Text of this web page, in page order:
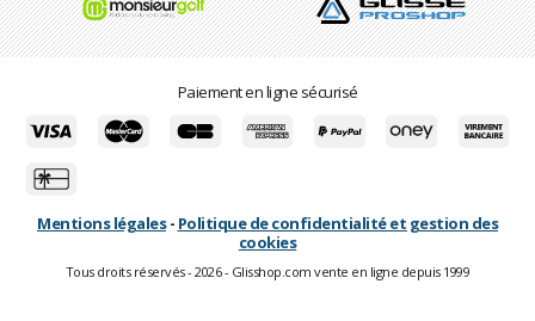
Paiement en ligne sécurisé
Mentions légales- Politique de confidentialité et gestion des
cookies
Tous droits réservés - 2026 - Glisshop.com vente en ligne depuis 1999